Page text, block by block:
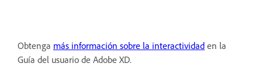
Obtenga más información sobre la interactividad en la
Guía del usuario de Adobe XD.